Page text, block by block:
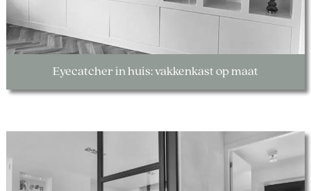
Eyecatcher in huis: vakkenkast op maat